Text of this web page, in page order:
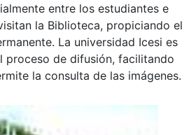
entre los estudiantes e
la Biblioteca, propiciando el
La universidad Icesi es
proceso de difusión, facilitando
la consulta de las imágenes.